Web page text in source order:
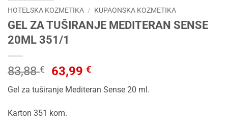
HOTELSKA KOZMETIKA / KUPAONSKA KOZMETIKA
GEL ZA TUŠIRANJE MEDITERAN SENSE
20ML 351/1
83,88€
Izvorna
cijena
bila
83,88 €.
63,99€Trenutna
cijena
je:
Gel za tuširanje Mediteran Sense 20 ml.
Karton 351 kom.